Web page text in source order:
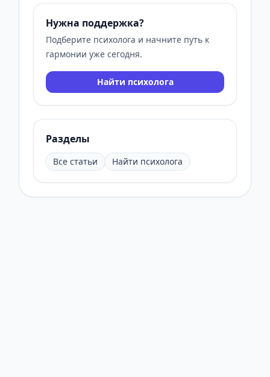
Нужна поддержка?
Подберите психолога и начните путь к
гармонии уже сегодня.
Найти психолога
Разделы
Все статьи Найти психолога